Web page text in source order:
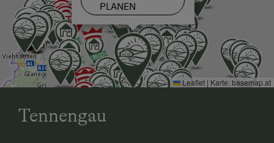
PLANEN
Leaflet | Karte:basemap.at
Tennengau